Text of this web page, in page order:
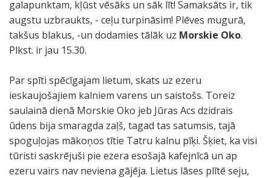
galapunktam, kļūst vēsāks un sāk līt! Samaksāts ir, tik
augstu uzbraukts, - ceļu turpināsim! Plēves mugurā,
takšus blakus, -un dodamies tālāk uz Morskie Oko.
Plkst. ir jau 15.30.
Par spīti spēcīgajam lietum, skats uz ezeru
ieskaujošajiem kalniem varens un saistošs. Toreiz
saulainā dienā Morskie Oko jeb Jūras Acs dzidrais
ūdens bija smaragda zaļš, tagad tas satumsis, tajā
spoguļojas mākoņos tītie Tatru kalnu pīķi. Šķiet, ka visi
tūristi saskrējuši pie ezera esošajā kafejnīcā un ap
ezeru vairs nav neviena gājēja. Lietus lāses plītē seju,